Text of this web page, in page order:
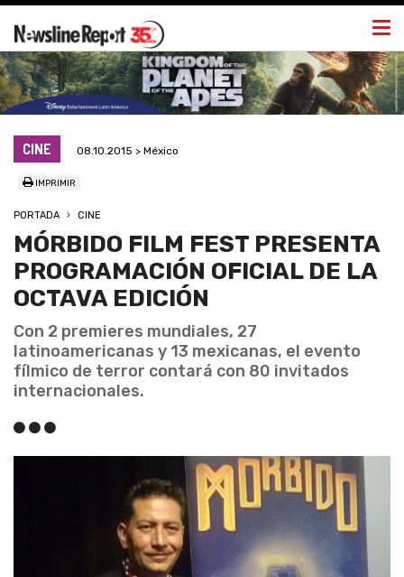
CINE 08.10.2015 > México
IMPRIMIR
PORTADA CINE
MÓRBIDO FILM FEST PRESENTA
PROGRAMACIÓN OFICIAL DE LA
OCTAVA EDICIÓN
Con 2 premieres mundiales, 27
latinoamericanas y 13 mexicanas, el evento
fílmico de terror contará con 80 invitados
internacionales.